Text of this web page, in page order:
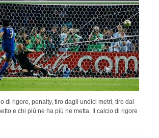
di rigore, penalty, tiro dagli undici metri, tiro dal
e chi più ne ha più ne metta. Il calcio di rigore